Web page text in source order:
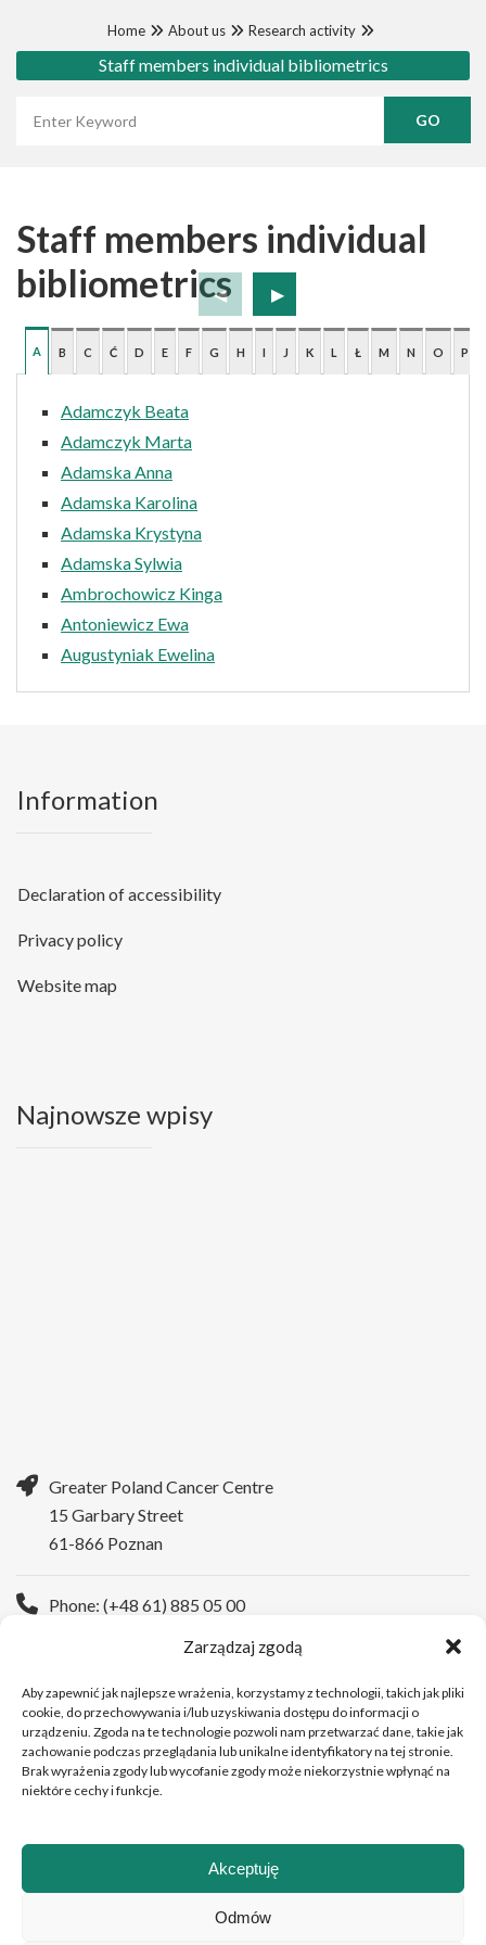
Zarządzaj zgodą
Aby zapewnić jak najlepsze wrażenia, korzystamy z technologii, takich jak pliki
cookie, do przechowywania i/lub uzyskiwania dostępu do informacji o
urządzeniu. Zgoda na te technologie pozwoli nam przetwarzać dane, takie jak
zachowanie podczas przeglądania lub unikalne identyfikatory na tej stronie.
Brak wyrażenia zgody lub wycofanie zgody może niekorzystnie wpłynąć na
niektóre cechy i funkcje.
Akceptuję
Odmów
Home About us Research activity
Staff members individual bibliometrics
Staff members individual
bibliometrics
A B C Ć D E F G H I J K L Ł M N O P
Adamczyk Beata
Adamczyk Marta
Adamska Anna
Adamska Karolina
Adamska Krystyna
Adamska Sylwia
Ambrochowicz Kinga
Antoniewicz Ewa
Augustyniak Ewelina
Information
Declaration of accessibility
Privacy policy
Website map
Najnowsze wpisy
Greater Poland Cancer Centre
15 Garbary Street
61-866 Poznan
Phone: (+48 61) 885 05 00
Copyright © 2026Greater Poland Cancer Centre